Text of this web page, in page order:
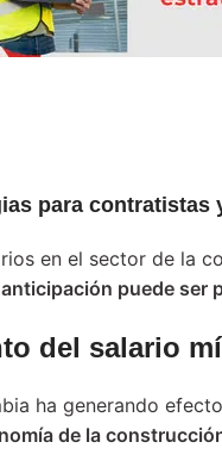
para contratistas
en el sector de la
puede ser
del salario
ha generando
de la